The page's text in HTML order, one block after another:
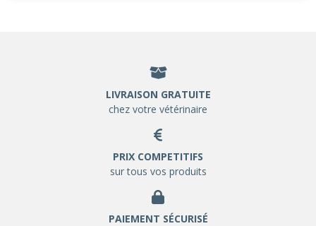
LIVRAISON GRATUITE
chez votre vétérinaire
PRIX COMPETITIFS
sur tous vos produits
PAIEMENT SÉCURISÉ